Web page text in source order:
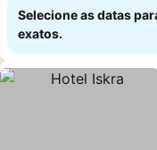
Selecione as datas
exatos.